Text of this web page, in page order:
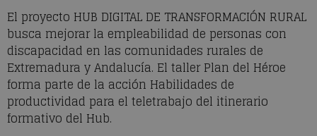
El proyecto HUB DIGITAL DE TRANSFORMACIÓN RURAL
busca mejorar la empleabilidad de personas con
discapacidad en las comunidades rurales de
Extremadura y Andalucía. El taller Plan del Héroe
forma parte de la acción Habilidades de
productividad para el teletrabajo del itinerario
formativo del Hub.